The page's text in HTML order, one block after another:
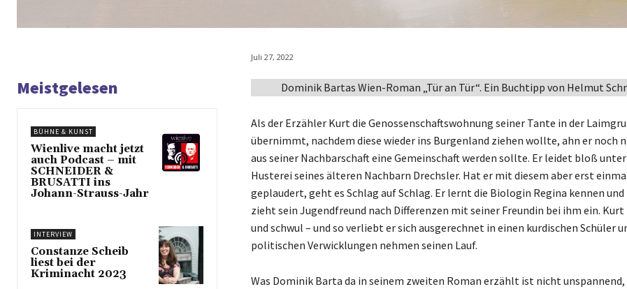
Meistgelesen
BÜHNE & KUNST
Wienlive macht jetzt
auch Podcast – mit
SCHNEIDER &
BRUSATTI ins
Johann-Strauss-Jahr
INTERVIEW
Constanze Scheib
liest bei der
Kriminacht 2023
Juli 27, 2022
Dominik Bartas Wien-Roman „Tür an Tür“. Ein Buchtipp von Helmut
Als der Erzähler Kurt die Genossenschaftswohnung seiner Tante in der
übernimmt, nachdem diese wieder ins Burgenland ziehen wollte, ahn er noch
aus seiner Nachbarschaft eine Gemeinschaft werden sollte. Er leidet bloß
Husterei seines älteren Nachbarn Drechsler. Hat er mit diesem aber erst
geplaudert, geht es Schlag auf Schlag. Er lernt die Biologin Regina kennen und
zieht sein Jugendfreund nach Differenzen mit seiner Freundin bei ihm ein.
und schwul – und so verliebt er sich ausgerechnet in einen kurdischen Schüler
politischen Verwicklungen nehmen seinen Lauf.
Was Dominik Barta da in seinem zweiten Roman erzählt ist nicht